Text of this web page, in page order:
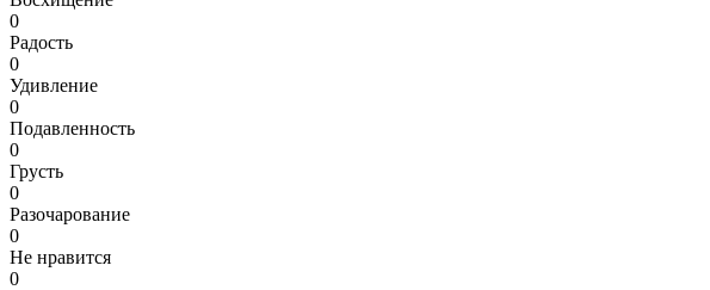
0
Радость
0
Удивление
0
Подавленность
0
Грусть
0
Разочарование
0
Не нравится
0